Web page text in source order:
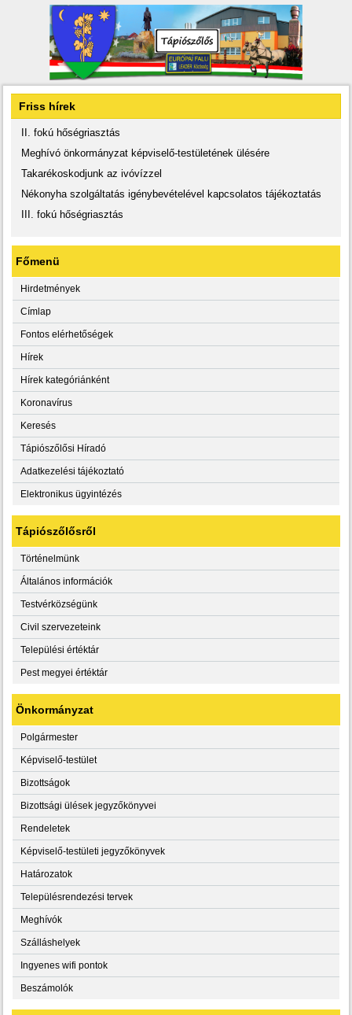
Friss hírek
II. fokú hőségriasztás
Meghívó önkormányzat képviselő-testületének ülésére
Takarékoskodjunk az ivóvízzel
Nékonyha szolgáltatás igénybevételével kapcsolatos tájékoztatás
III. fokú hőségriasztás
Főmenü
Hirdetmények
Címlap
Fontos elérhetőségek
Hírek
Hírek kategóriánként
Koronavírus
Keresés
Tápiószőlősi Híradó
Adatkezelési tájékoztató
Elektronikus ügyintézés
Tápiószőlősről
Történelmünk
Általános információk
Testvérközségünk
Civil szervezeteink
Települési értéktár
Pest megyei értéktár
Önkormányzat
Polgármester
Képviselő-testület
Bizottságok
Bizottsági ülések jegyzőkönyvei
Rendeletek
Képviselő-testületi jegyzőkönyvek
Határozatok
Településrendezési tervek
Meghívók
Szálláshelyek
Ingyenes wifi pontok
Beszámolók